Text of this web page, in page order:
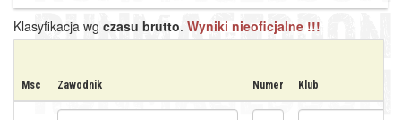
Klasyfikacja wg czasu brutto. Wyniki nieoficjalne !!!
Msc Zawodnik Numer Klub